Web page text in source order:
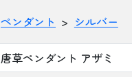
ペンダント シルバー
唐草ペンダント アザミ